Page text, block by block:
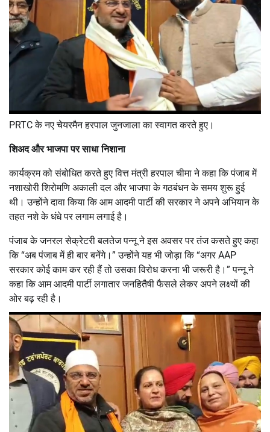
PRTC के नए चेयरमैन हरपाल जुनजाला का स्वागत करते हुए।
शिअद और भाजपा पर साधा निशाना
कार्यक्रम को संबोधित करते हुए वित्त मंत्री हरपाल चीमा ने कहा कि पंजाब में
नशाखोरी शिरोमणि अकाली दल और भाजपा के गठबंधन के समय शुरू हुई
थी। उन्होंने दावा किया कि आम आदमी पार्टी की सरकार ने अपने अभियान के
तहत नशे के धंधे पर लगाम लगाई है।
पंजाब के जनरल सेक्रेटरी बलतेज पन्नू ने इस अवसर पर तंज कसते हुए कहा
कि “अब पंजाब में ही बार बनेंगे।” उन्होंने यह भी जोड़ा कि “अगर AAP
सरकार कोई काम कर रही हैं तो उसका विरोध करना भी जरूरी है।” पन्नू ने
कहा कि आम आदमी पार्टी लगातार जनहितैषी फैसले लेकर अपने लक्ष्यों की
ओर बढ़ रही है।